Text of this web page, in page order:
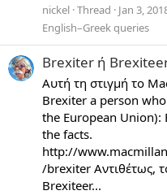
nickel Thread Jan 3,
English–Greek queries
Brexiter ή
Αυτή τη στιγμή το
Brexiter a person
the European Union):
the facts.
http://
/brexiter Αντιθέτως,
Brexiteer...